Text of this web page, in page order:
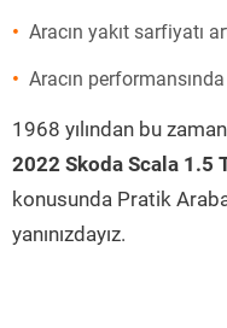
Aracın yakıt sarfiyatı
Aracın
1968 yılından bu
2022 Skoda Scala 1.5
konusunda Pratik
yanınızdayız.